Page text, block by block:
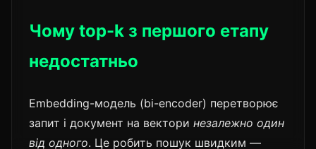
Чому top-k з першого етапу
недостатньо
Embedding-модель (bi-encoder) перетворює
запит і документ на вектори незалежно один
від одного. Це робить пошук швидким —